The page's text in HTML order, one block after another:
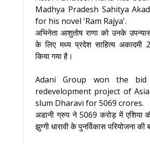
Madhya Pradesh Sahitya
for his novel 'Ram Rajya'.
अभिनेता आशुतोष राणा को उनके
के लिए मध्य प्रदेश साहित्य अकादमी
किया गया है।
Adani Group won the
redevelopment project of
slum Dharavi for 5069 crores.
अडानी ग्रुप ने 5069 करोड़ में एशिया
झुग्गी धारावी के पुनर्विकास परियोजना की